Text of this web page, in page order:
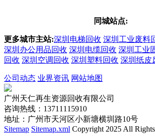
同城站点:
更多城市主站:深圳电梯回收 深圳工业废料
深圳办公用品回收 深圳电缆回收 深圳工业
回收 深圳空调回收 深圳塑料回收 深圳纸皮
公司动态 业界资讯 网站地图
广州天仁再生资源回收有限公司
咨询热线：13711115910
地址：广州市天河区小新塘横圳路10号
Sitemap Sitemap.xml Copyright 2025 All